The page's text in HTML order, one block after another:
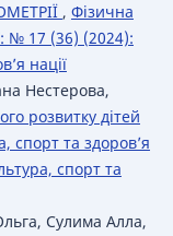
, Фізична
№ 17 (36) (2024):
нації
Нестерова,
розвитку дітей
спорт та здоров’я
спорт та
Сулима Алла,